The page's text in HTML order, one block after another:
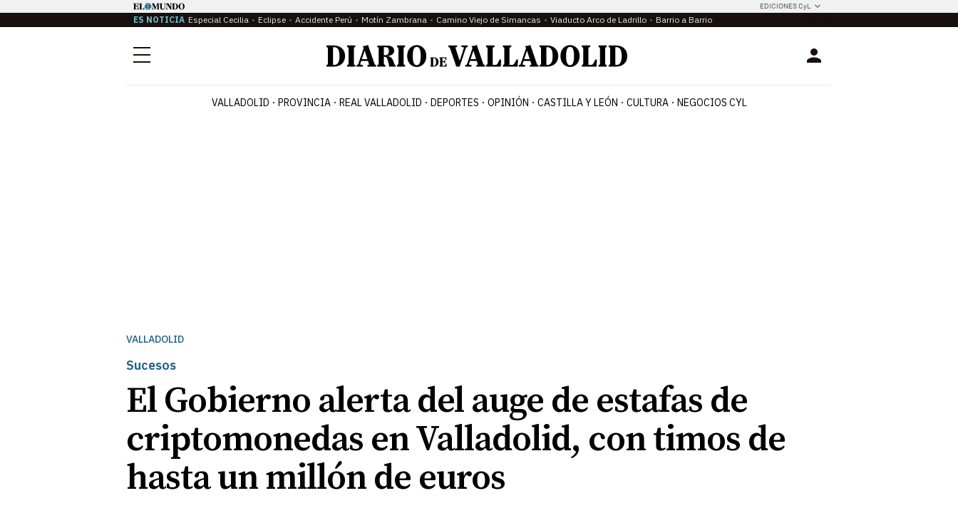
EDICIONES CyL
ES NOTICIA Especial Cecilia Eclipse Accidente Perú Motín Zambrana Camino Viejo de Simancas Viaducto Arco de Ladrillo Barrio a Barrio
Menú Login
VALLADOLID PROVINCIA REAL VALLADOLID DEPORTES OPINIÓN CASTILLA Y LEÓN CULTURA NEGOCIOS CYL
VALLADOLID
Sucesos
El Gobierno alerta del auge de estafas de
criptomonedas en Valladolid, con timos de
hasta un millón de euros